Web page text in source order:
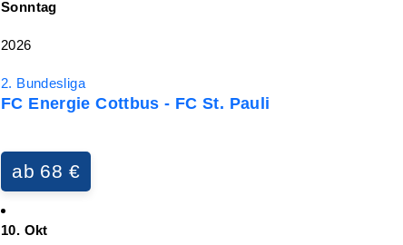
Sonntag
2026
2. Bundesliga
FC Energie Cottbus - FC St. Pauli
ab 68 €
10. Okt